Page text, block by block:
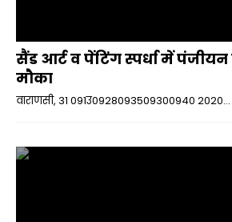
सैंड आर्ट व पेंटिंग स्पर्धा में
मौका
वाराणसी, 31 091उ0928093509300940 2020...